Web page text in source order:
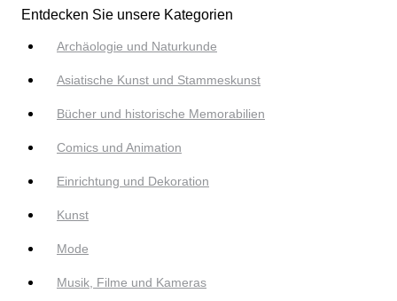
Entdecken Sie unsere Kategorien
Archäologie und Naturkunde
Asiatische Kunst und Stammeskunst
Bücher und historische Memorabilien
Comics und Animation
Einrichtung und Dekoration
Kunst
Mode
Musik, Filme und Kameras